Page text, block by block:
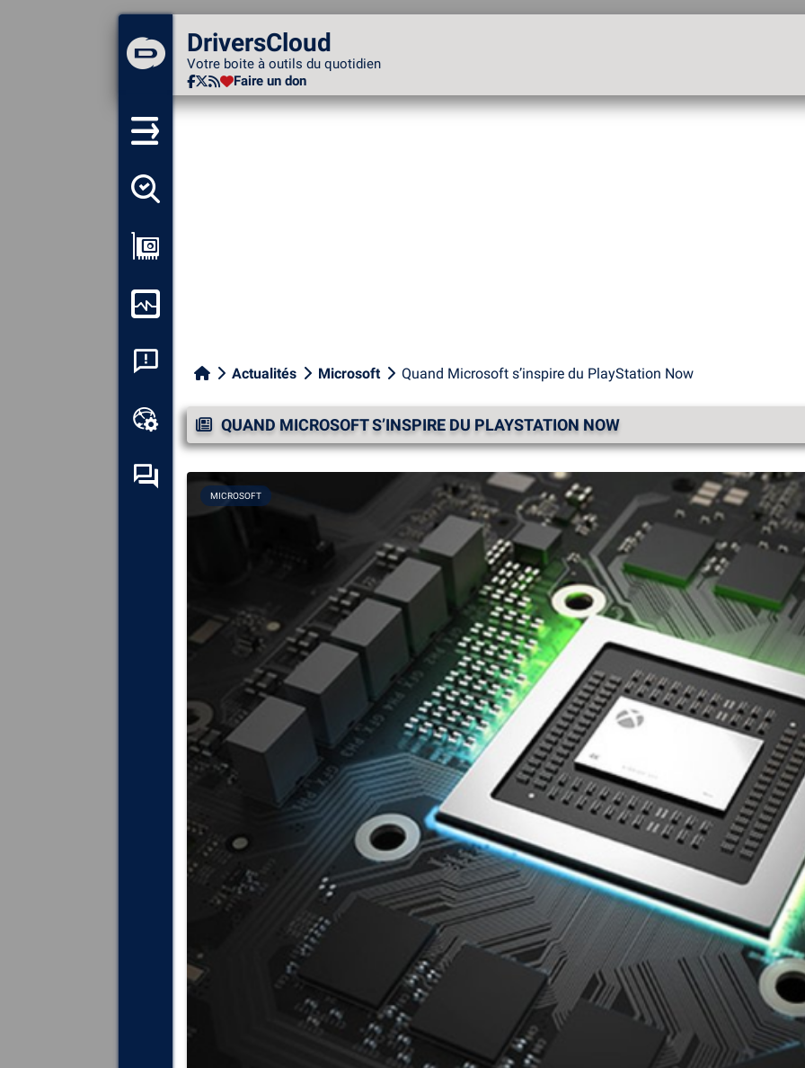
DriversCloud
Votre boite à outils du quotidien
Faire un don
DriversCloud
Votre boite à outils du
quotidien
Faire un don
Boîte à outils en ligne
Forum d’entraide
périphériques et logiciels
installés sur votre ordinateur.
et réparez
toutes les causes provoquant
des plantages (écrans bleus).
et téléchargez tous
les pilotes manquants ou non
mis à jour sur votre système.
Actualités Microsoft Quand Microsoft s’inspire du PlayStation Now
QUAND MICROSOFT S’INSPIRE DU PLAYSTATION NOW
MICROSOFT